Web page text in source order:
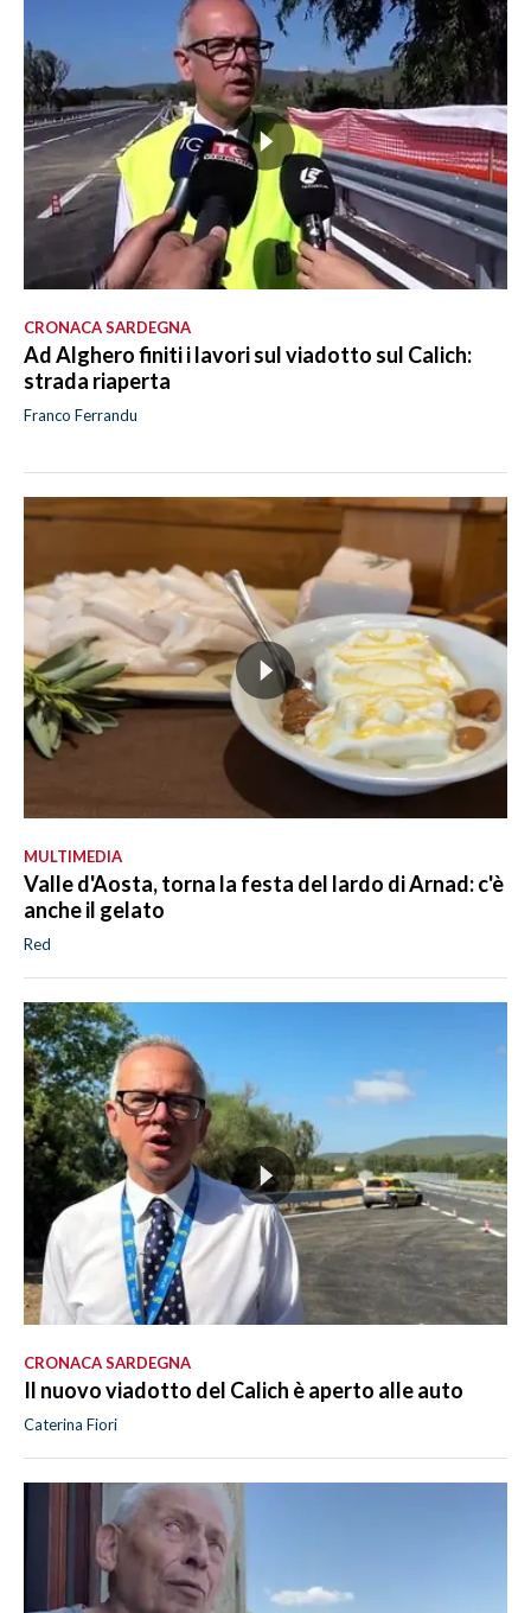
CRONACA SARDEGNA
Ad Alghero finiti i lavori sul viadotto sul Calich:
strada riaperta
Franco Ferrandu
MULTIMEDIA
Valle d'Aosta, torna la festa del lardo di Arnad: c'è
anche il gelato
Red
CRONACA SARDEGNA
Il nuovo viadotto del Calich è aperto alle auto
Caterina Fiori